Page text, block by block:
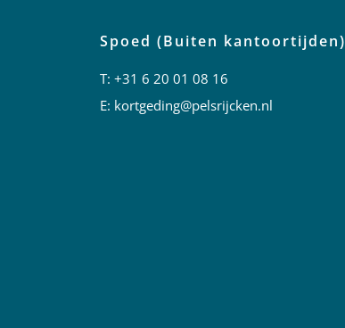
Spoed (Buiten kantoortijden)
T: +31 6 20 01 08 16
E: kortgeding@pelsrijcken.nl